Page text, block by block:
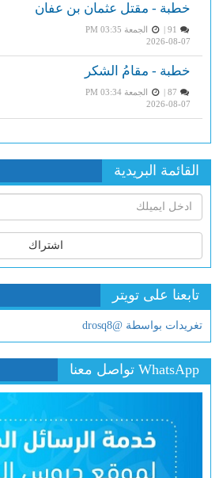
خطبة - مقتل عثمان بن عفان
الجمعة PM 03:35
2026-08-07
خطبة - مقامُ الشكر
الجمعة PM 03:34
2026-08-07
القائمة البريدية
اشتراك
تابعنا على تويتر
تغريدات بواسطة @drosq8
WhatsApp تواصل معنا